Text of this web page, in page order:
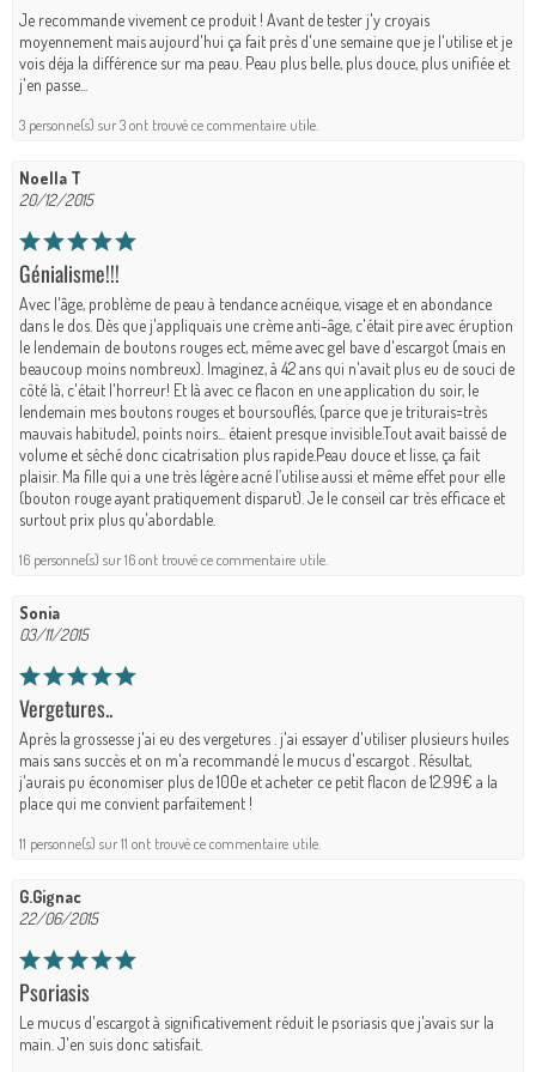
Je recommande vivement ce produit ! Avant de tester j'y croyais
moyennement mais aujourd'hui ça fait près d'une semaine que je l'utilise et je
vois déja la différence sur ma peau. Peau plus belle, plus douce, plus unifiée et
j'en passe...
3 personne(s) sur 3 ont trouvé ce commentaire utile.
Noella T
20/12/2015
Génialisme!!!
Avec l'âge, problème de peau à tendance acnéique, visage et en abondance
dans le dos. Dès que j'appliquais une crème anti-âge, c'était pire avec éruption
le lendemain de boutons rouges ect, même avec gel bave d'escargot (mais en
beaucoup moins nombreux). Imaginez, à 42 ans qui n'avait plus eu de souci de
côté là, c'était l'horreur! Et là avec ce flacon en une application du soir, le
lendemain mes boutons rouges et boursouflés, (parce que je triturais=très
mauvais habitude), points noirs... étaient presque invisible.Tout avait baissé de
volume et séché donc cicatrisation plus rapide.Peau douce et lisse, ça fait
plaisir. Ma fille qui a une très légère acné l’utilise aussi et même effet pour elle
(bouton rouge ayant pratiquement disparut). Je le conseil car très efficace et
surtout prix plus qu'abordable.
16 personne(s) sur 16 ont trouvé ce commentaire utile.
Sonia
03/11/2015
Vergetures..
Après la grossesse j'ai eu des vergetures . j'ai essayer d'utiliser plusieurs huiles
mais sans succès et on m'a recommandé le mucus d'escargot . Résultat,
j'aurais pu économiser plus de 100e et acheter ce petit flacon de 12.99€ a la
place qui me convient parfaitement !
11 personne(s) sur 11 ont trouvé ce commentaire utile.
G.Gignac
22/06/2015
Psoriasis
Le mucus d'escargot à significativement réduit le psoriasis que j'avais sur la
main. J'en suis donc satisfait.